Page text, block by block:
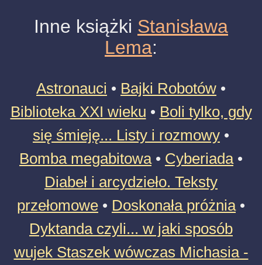
Inne książki Stanisława
Lema:
Astronauci • Bajki Robotów •
Biblioteka XXI wieku • Boli tylko, gdy
się śmieję... Listy i rozmowy •
Bomba megabitowa • Cyberiada •
Diabeł i arcydzieło. Teksty
przełomowe • Doskonała próżnia •
Dyktanda czyli... w jaki sposób
wujek Staszek wówczas Michasia -